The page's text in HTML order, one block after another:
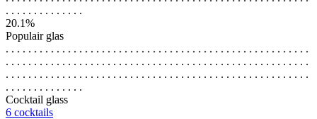
. . . . . . . . . . . . . .
20.1%
Populair glas
. . . . . . . . . . . . . . . . . . . . . . . . . . . . . . . . . . . . . . . . . . . . . . . . . . . . . .
. . . . . . . . . . . . . . . . . . . . . . . . . . . . . . . . . . . . . . . . . . . . . . . . . . . . . .
. . . . . . . . . . . . . . . . . . . . . . . . . . . . . . . . . . . . . . . . . . . . . . . . . . . . . .
. . . . . . . . . . . . . .
Cocktail glass
6 cocktails